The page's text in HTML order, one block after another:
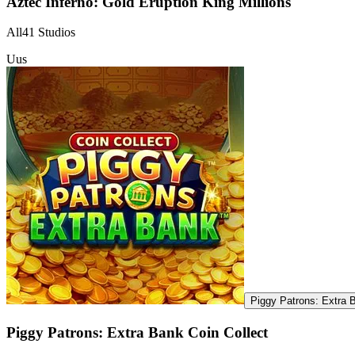
All41 Studios
Uus
Piggy Patrons: Extra
Piggy Patrons: Extra Bank Coin Collect